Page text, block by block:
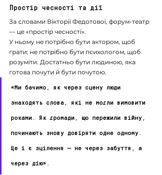
Простір чесності та дії
За словами Вікторії Федотової, форум-театр
— це «простір чесності».
У ньому не потрібно бути актором, щоб
грати; не потрібно бути психологом, щоб
розуміти. Достатньо бути людиною, яка
готова почути й бути почутою.
«Ми бачимо, як через сцену люди
знаходять слова, які не могли вимовити
роками. Як громади, що пережили війну,
починають знову довіряти одне одному.
Це і є зцілення — не через забуття, а
через дію».